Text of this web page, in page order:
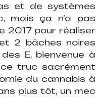
et de systèmes
mais ça n’a pas
2017 pour réaliser
2 bâches noires
E, bienvenue à
truc sacrément
du cannabis à
plus tôt, un mec